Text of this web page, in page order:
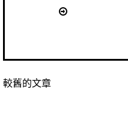
較舊的文章